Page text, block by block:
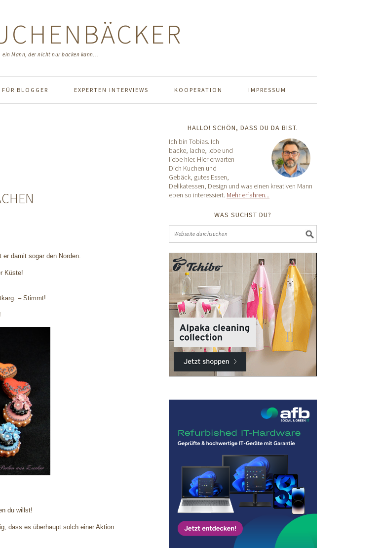
ein Mann, der nicht nur backen kann...
BLOGGER EXPERTEN INTERVIEWS KOOPERATION IMPRESSUM
er damit sogar den Norden.
Küste!
– Stimmt!
du willst!
dass es überhaupt solch einer Aktion
HALLO! SCHÖN, DASS DU DA BIST.
Ich bin Tobias. Ich
backe, lache, lebe und
liebe hier. Hier erwarten
Dich Kuchen und
Gebäck, gutes Essen,
Delikatessen, Design und was einen kreativen Mann
eben so interessiert. Mehr erfahren...
WAS SUCHST DU?